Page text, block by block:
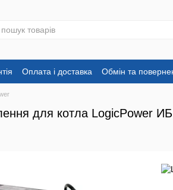
Оплата і доставка Обмін та
для котла LogicPower